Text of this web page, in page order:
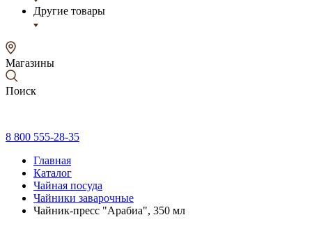
Другие товары
Магазины
Поиск
8 800 555-28-35
Главная
Каталог
Чайная посуда
Чайники заварочные
Чайник-пресс "Арабиа", 350 мл